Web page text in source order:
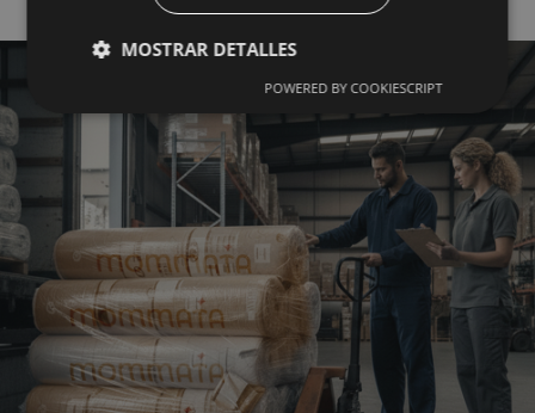
MOSTRAR DETALLES
POWERED BY COOKIESCRIPT